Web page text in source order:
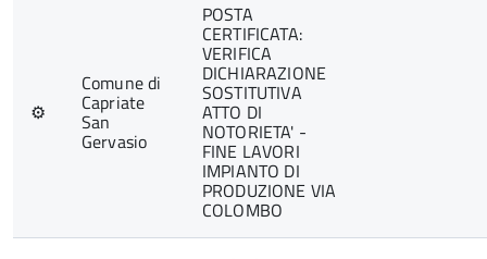
⚙
Comune di
Capriate
San
Gervasio
POSTA
CERTIFICATA:
VERIFICA
DICHIARAZIONE
SOSTITUTIVA
ATTO DI
NOTORIETA' -
FINE LAVORI
IMPIANTO DI
PRODUZIONE VIA
COLOMBO